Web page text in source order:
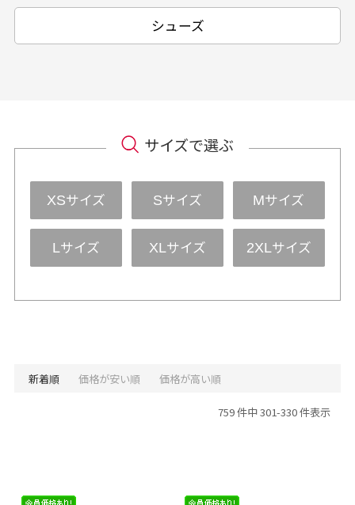
シューズ
サイズで選ぶ
XSサイズ Sサイズ Mサイズ
Lサイズ XLサイズ 2XLサイズ
新着順 価格が安い順 価格が高い順
759 件中 301-330 件表示